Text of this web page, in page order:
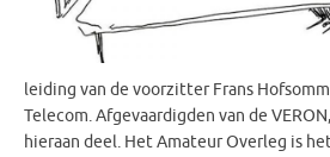
leiding van de voorzitter Frans
Telecom. Afgevaardigden van de
hieraan deel. Het Amateur Overleg is